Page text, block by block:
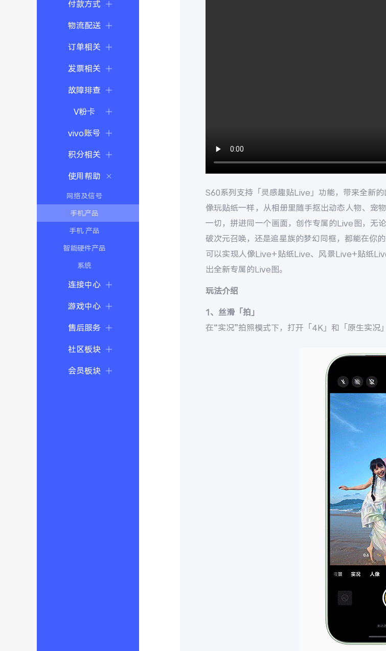
付款方式
物流配送
订单相关
发票相关
故障排查
V粉卡
vivo账号
积分相关
使用帮助
网络及信号
手机产品
手机 产品
智能硬件产品
系统
连接中心
游戏中心
售后服务
社区板块
会员板块
S60系列支持「灵感趣贴Live」功能，带来全新
像玩贴纸一样，从相册里随手抠出动态人物、宠
一切，拼进同一个画面，创作专属的Live图，无
破次元召唤，还是追星族的梦幻同框，都能在你
可以实现人像Live+贴纸Live、风景Live+贴纸
出全新专属的Live图。
玩法介绍
1、丝滑「拍」
在“实况”拍照模式下，打开「4K」和「原生实况